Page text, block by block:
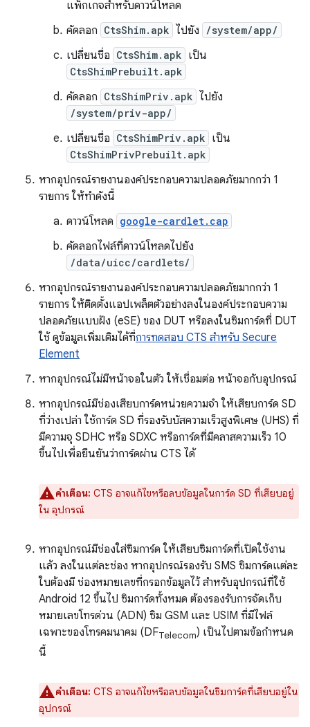
แพ็กเกจสำหรับดาวน์โหลด
คัดลอก CtsShim.apk ไปยัง /system/app/
เปลี่ยนชื่อ CtsShim.apk เป็น
CtsShimPrebuilt.apk
คัดลอก CtsShimPriv.apk ไปยัง
/system/priv-app/
เปลี่ยนชื่อ CtsShimPriv.apk เป็น
CtsShimPrivPrebuilt.apk
หากอุปกรณ์รายงานองค์ประกอบความปลอดภัยมากกว่า 1
รายการ ให้ทำดังนี้
ดาวน์โหลด google-cardlet.cap
คัดลอกไฟล์ที่ดาวน์โหลดไปยัง
/data/uicc/cardlets/
หากอุปกรณ์รายงานองค์ประกอบความปลอดภัยมากกว่า 1
รายการ ให้ติดตั้งแอปเพล็ตตัวอย่างลงในองค์ประกอบความ
ปลอดภัยแบบฝัง (eSE) ของ DUT หรือลงในซิมการ์ดที่ DUT
ใช้ ดูข้อมูลเพิ่มเติมได้ที่การทดสอบ CTS สำหรับ Secure
Element
หากอุปกรณ์ไม่มีหน้าจอในตัว ให้เชื่อมต่อ หน้าจอกับอุปกรณ์
หากอุปกรณ์มีช่องเสียบการ์ดหน่วยความจำ ให้เสียบการ์ด SD
ที่ว่างเปล่า ใช้การ์ด SD ที่รองรับบัสความเร็วสูงพิเศษ (UHS) ที่
มีความจุ SDHC หรือ SDXC หรือการ์ดที่มีคลาสความเร็ว 10
ขึ้นไปเพื่อยืนยันว่าการ์ดผ่าน CTS ได้
คำเตือน: CTS อาจแก้ไขหรือลบข้อมูลในการ์ด SD ที่เสียบอยู่
ใน อุปกรณ์
หากอุปกรณ์มีช่องใส่ซิมการ์ด ให้เสียบซิมการ์ดที่เปิดใช้งาน
แล้ว ลงในแต่ละช่อง หากอุปกรณ์รองรับ SMS ซิมการ์ดแต่ละ
ใบต้องมี ช่องหมายเลขที่กรอกข้อมูลไว้ สำหรับอุปกรณ์ที่ใช้
Android 12 ขึ้นไป ซิมการ์ดทั้งหมด ต้องรองรับการจัดเก็บ
หมายเลขโทรด่วน (ADN) ซิม GSM และ USIM ที่มีไฟล์
เฉพาะของโทรคมนาคม (DFTelecom) เป็นไปตามข้อกำหนด
นี้
คำเตือน: CTS อาจแก้ไขหรือลบข้อมูลในซิมการ์ดที่เสียบอยู่ใน
อุปกรณ์